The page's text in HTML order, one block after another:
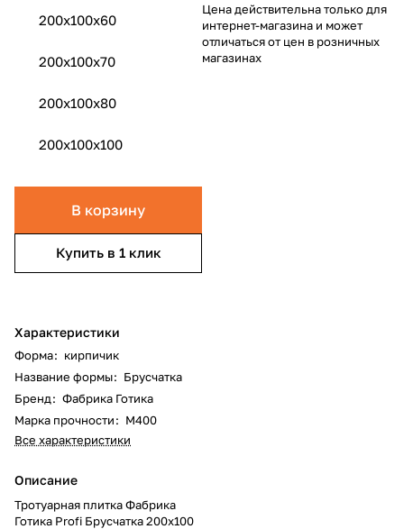
200x100x60
200x100x70
200x100x80
200x100x100
В корзину
Купить в 1 клик
Характеристики
Форма: кирпичик
Название формы: Брусчатка
Бренд: Фабрика Готика
Марка прочности: М400
Все характеристики
Описание
Тротуарная плитка Фабрика
Готика Profi Брусчатка 200х100
Цена действительна только для
интернет-магазина и может
отличаться от цен в розничных
магазинах